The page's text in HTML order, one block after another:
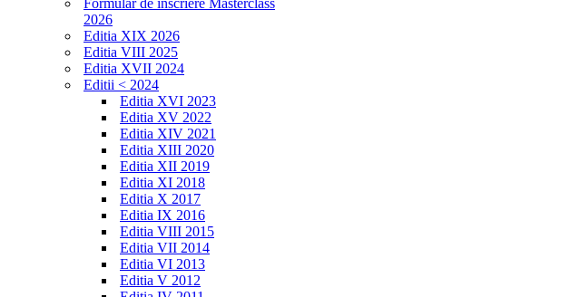
Formular de înscriere Masterclass
2026
Editia XIX 2026
Editia VIII 2025
Editia XVII 2024
Editii < 2024
Editia XVI 2023
Editia XV 2022
Editia XIV 2021
Editia XIII 2020
Editia XII 2019
Editia XI 2018
Editia X 2017
Editia IX 2016
Editia VIII 2015
Editia VII 2014
Editia VI 2013
Editia V 2012